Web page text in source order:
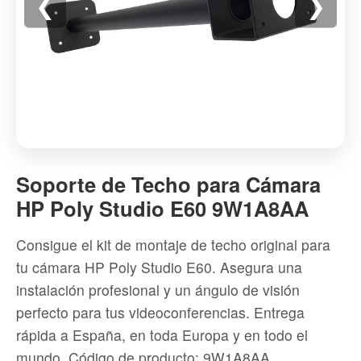
❮ ❯
de
Techo
para
Cámara
HP
Poly
Studio
E60
9W1A8AA
Soporte de Techo para Cámara
HP Poly Studio E60 9W1A8AA
Consigue el kit de montaje de techo original para
tu cámara HP Poly Studio E60. Asegura una
instalación profesional y un ángulo de visión
perfecto para tus videoconferencias. Entrega
rápida a España, en toda Europa y en todo el